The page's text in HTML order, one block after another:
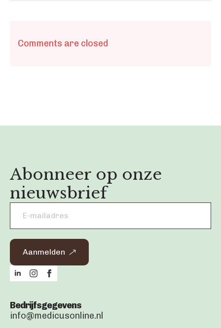
Comments are closed
Abonneer op onze
nieuwsbrief
Email
address
Aanmelden
Bedrijfsgegevens
info@medicusonline.nl